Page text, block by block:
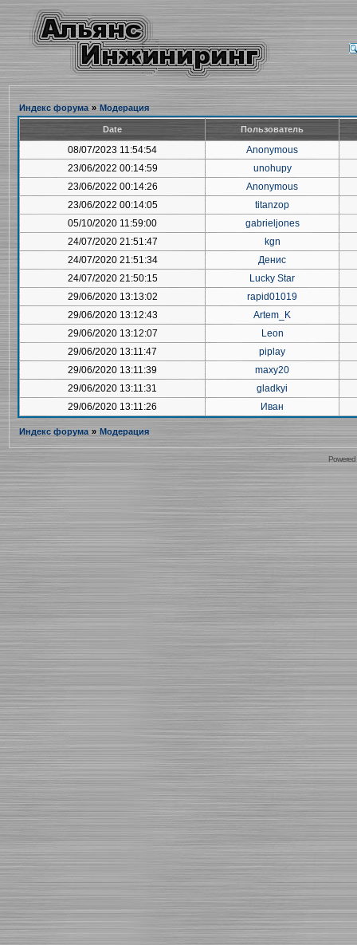
Индекс форума » Модерация
Date Пользователь
08/07/2023 11:54:54
Anonymous
23/06/2022 00:14:59
unohupy
23/06/2022 00:14:26
Anonymous
23/06/2022 00:14:05
titanzop
05/10/2020 11:59:00
gabrieljones
24/07/2020 21:51:47
kgn
24/07/2020 21:51:34
Денис
24/07/2020 21:50:15
Lucky Star
29/06/2020 13:13:02
rapid01019
29/06/2020 13:12:43
Artem_K
29/06/2020 13:12:07
Leon
29/06/2020 13:11:47
piplay
29/06/2020 13:11:39
maxy20
29/06/2020 13:11:31
gladkyi
29/06/2020 13:11:26
Иван
Индекс форума » Модерация